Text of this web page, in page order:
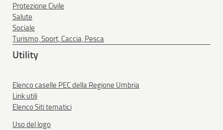
Protezione Civile
Salute
Sociale
Turismo, Sport, Caccia, Pesca
Utility
Elenco caselle PEC della Regione Umbria
Link utili
Elenco Siti tematici
Uso del logo